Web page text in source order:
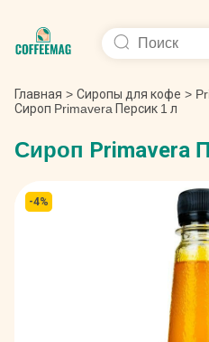
Главная > Сиропы для кофе >
Сироп Primavera Персик 1 л
Сироп Primavera
-4%